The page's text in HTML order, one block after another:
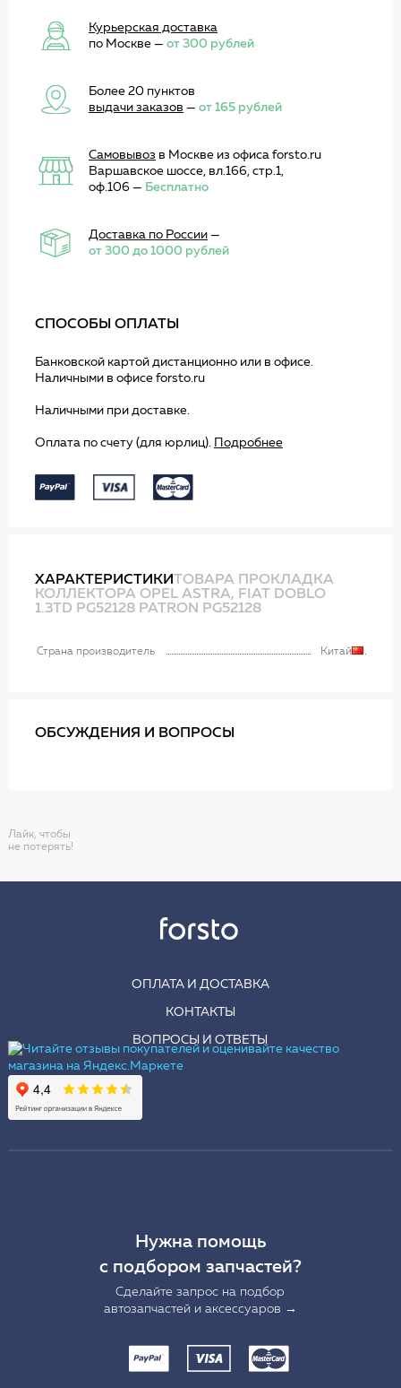
Курьерская доставка
по Москве — от 300 рублей
Более 20 пунктов
выдачи заказов — от 165 рублей
Самовывоз в Москве из офиса forsto.ru
Варшавское шоссе, вл.166, стр.1,
оф.106 — Бесплатно
Доставка по России—
от 300 до 1000 рублей
СПОСОБЫ ОПЛАТЫ
Банковской картой дистанционно или в офисе.
Наличными в офисе forsto.ru
Наличными при доставке.
Оплата по счету (для юрлиц). Подробнее
ХАРАКТЕРИСТИКИТОВАРА ПРОКЛАДКА
КОЛЛЕКТОРА OPEL ASTRA, FIAT DOBLO
1.3TD PG52128 PATRON PG52128
Страна производитель Китай
ОБСУЖДЕНИЯ И ВОПРОСЫ
Лайк, чтобы
не потерять!
ОПЛАТА И ДОСТАВКА
КОНТАКТЫ
ВОПРОСЫ И ОТВЕТЫ
Нужна помощь
с подбором запчастей?
Сделайте запрос на подбор
автозапчастей и аксессуаров →